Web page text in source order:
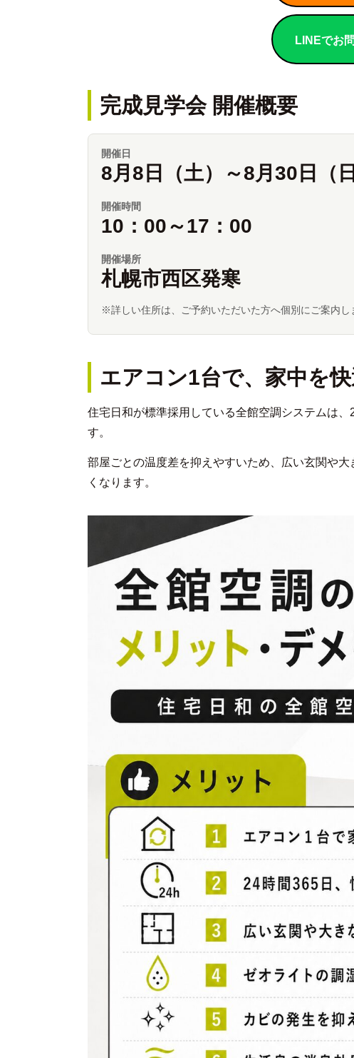
LINEでお
完成見学会 開催概要
開催日
8月8日（土）～8月30日（日
開催時間
10：00～17：00
開催場所
札幌市西区発寒
※詳しい住所は、ご予約いただいた方へ個別にご案内し
エアコン1台で、家中を
住宅日和が標準採用している全館空調システムは
す。
部屋ごとの温度差を抑えやすいため、広い玄関や
くなります。